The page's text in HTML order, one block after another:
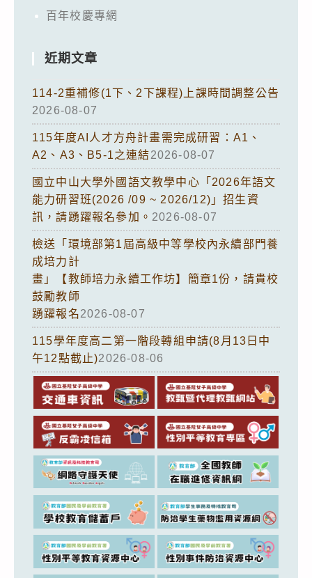
百年校慶專網
近期文章
114-2重補修(1下、2下課程)上課時間調整公告
2026-08-07
115年度AI人才方舟計畫需完成研習：A1、
A2、A3、B5-1之連結2026-08-07
國立中山大學外國語文教學中心「2026年語文
能力研習班(2026 /09 ~ 2026/12)」招生資
訊，請踴躍報名參加。 2026-08-07
檢送「環境部第1屆高級中等學校內永續部門養
成培力計
畫」【教師培力永續工作坊】簡章1份，請貴校
鼓勵教師
踴躍報名2026-08-07
115學年度高二第一階段轉組申請(8月13日中
午12點截止)2026-08-06